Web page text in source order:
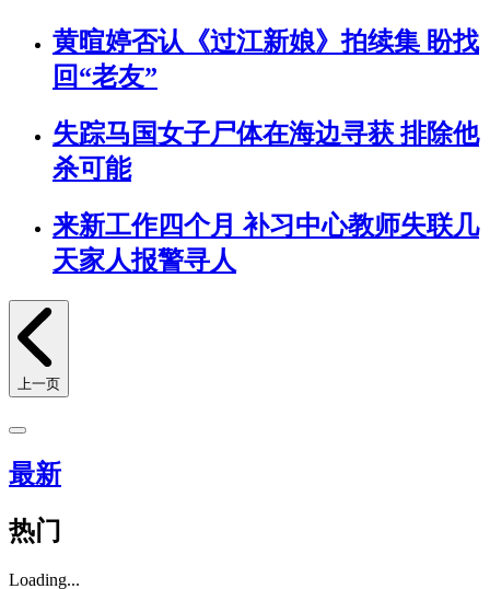
黄暄婷否认《过江新娘》拍续集 盼找
回“老友”
失踪马国女子尸体在海边寻获 排除他
杀可能
来新工作四个月 补习中心教师失联几
天家人报警寻人
上一页
最新
热门
Loading...